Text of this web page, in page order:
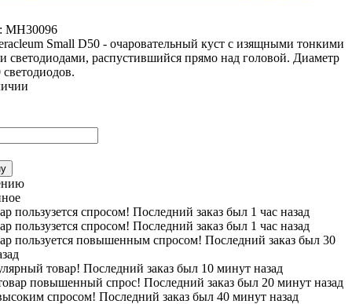
MH30096
Small D50 - очаровательный куст с изящными тонкими
светодиодами, распустившийся прямо над головой. Диаметр
пользузется спросом! Последний заказ был 1 час назад
пользузется спросом! Последний заказ был 1 час назад
пользуется повышенным спросом! Последний заказ был 30
товар! Последний заказ был 10 минут назад
повышенный спрос! Последний заказ был 20 минут назад
спросом! Последний заказ был 40 минут назад